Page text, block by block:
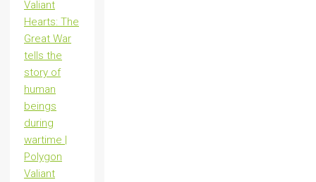
Valiant
Hearts: The
Great War
tells the
story of
human
beings
during
wartime |
Polygon
Valiant